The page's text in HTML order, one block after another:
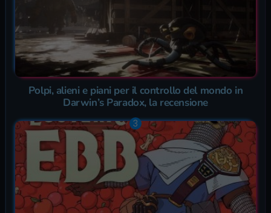
Polpi, alieni e piani per il controllo del mondo in
Darwin’s Paradox, la recensione